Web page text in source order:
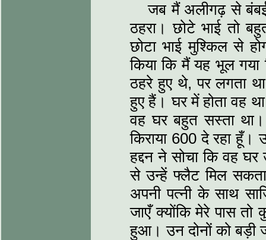
जब मैं अलीगढ़ से
ठहरा। छोटे भाई तो
छोटा भाई मुश्किल से
किया कि मैं यह भूल गया
ठहरे हुए थे, पर लगता
हुए हैं। घर में होता वह
वह घर बहुत सस्ता
किराया 600 दे रहा हूँ।
हद्दन ने सोचा कि वह घर
से उन्हें फ्लैट मिल
अपनी पत्नी के साथ
जाएँ क्योंकि मेरे पास तो
हुआ। उन दोनों को बड़ी